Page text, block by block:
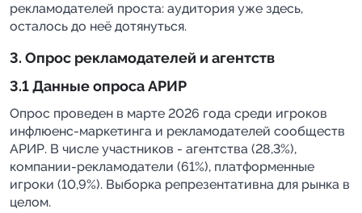
рекламодателей проста: аудитория уже здесь,
осталось до неё дотянуться.
3. Опрос рекламодателей и агентств
3.1 Данные опроса АРИР
Опрос проведен в марте 2026 года среди игроков
инфлюенс-маркетинга и рекламодателей сообществ
АРИР. В числе участников - агентства (28,3%),
компании-рекламодатели (61%), платформенные
игроки (10,9%). Выборка репрезентативна для рынка в
целом.